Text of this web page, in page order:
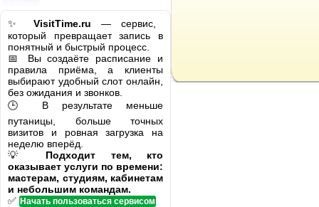
✨ VisitTime.ru — сервис,
который превращает запись в
понятный и быстрый процесс.
📅 Вы создаёте расписание и
правила приёма, а клиенты
выбирают удобный слот онлайн,
без ожидания и звонков.
🕒 В результате меньше
путаницы, больше точных
визитов и ровная загрузка на
неделю вперёд.
💡 Подходит тем, кто
оказывает услуги по времени:
мастерам, студиям, кабинетам
и небольшим командам.
✅ Начать пользоваться сервисом